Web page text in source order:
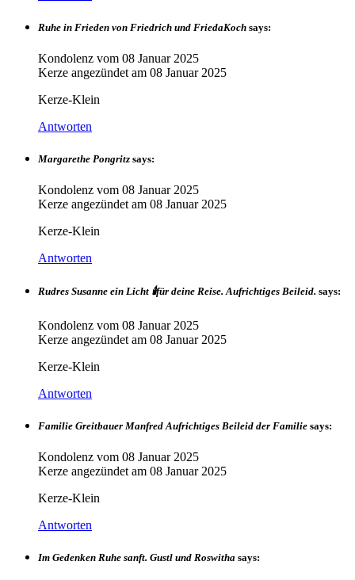
Ruhe in Frieden von Friedrich und FriedaKoch says:
Kondolenz vom 08 Januar 2025
Kerze angezündet am 08 Januar 2025
Kerze-Klein
Antworten
Margarethe Pongritz says:
Kondolenz vom 08 Januar 2025
Kerze angezündet am 08 Januar 2025
Kerze-Klein
Antworten
Rudres Susanne ein Licht 🕯für deine Reise. Aufrichtiges Beileid. says:
Kondolenz vom 08 Januar 2025
Kerze angezündet am 08 Januar 2025
Kerze-Klein
Antworten
Familie Greitbauer Manfred Aufrichtiges Beileid der Familie says:
Kondolenz vom 08 Januar 2025
Kerze angezündet am 08 Januar 2025
Kerze-Klein
Antworten
Im Gedenken Ruhe sanft. Gustl und Roswitha says: